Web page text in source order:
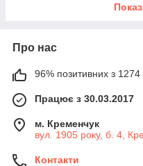
Про нас
96% позитивних з 1274
Працює з 30.03.2017
м. Кременчук
вул. 1905 року, б. 4,
Контакти